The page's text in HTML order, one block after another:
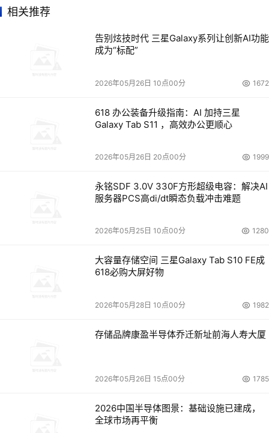
相关推荐
告别炫技时代 三星Galaxy系列让创新AI功能
成为“标配”
2026年05月26日 10点00分 1672
618 办公装备升级指南：AI 加持三星
Galaxy Tab S11 ，高效办公更顺心
2026年05月26日 20点00分 1999
永铭SDF 3.0V 330F方形超级电容：解决AI
服务器PCS高di/dt瞬态负载冲击难题
2026年05月25日 10点00分 1280
大容量存储空间 三星Galaxy Tab S10 FE成
618必购大屏好物
2026年05月28日 10点00分 1982
存储品牌康盈半导体乔迁新址前海人寿大厦
2026年05月26日 15点00分 1785
2026中国半导体图景：基础设施已建成，
全球市场再平衡